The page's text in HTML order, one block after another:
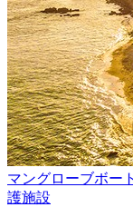
マングローブボー
護施設